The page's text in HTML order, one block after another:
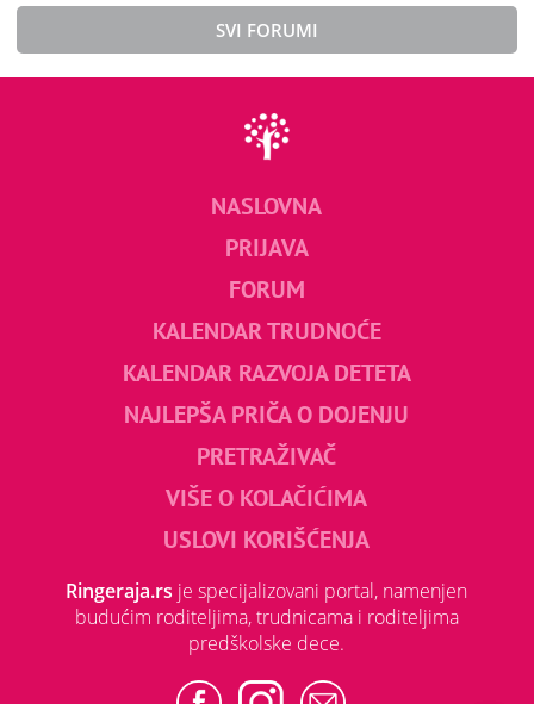
SVI FORUMI
NASLOVNA
PRIJAVA
FORUM
KALENDAR TRUDNOĆE
KALENDAR RAZVOJA DETETA
NAJLEPŠA PRIČA O DOJENJU
PRETRAŽIVAČ
VIŠE O KOLAČIĆIMA
USLOVI KORIŠĆENJA
Ringeraja.rs je specijalizovani portal, namenjen
budućim roditeljima, trudnicama i roditeljima
predškolske dece.